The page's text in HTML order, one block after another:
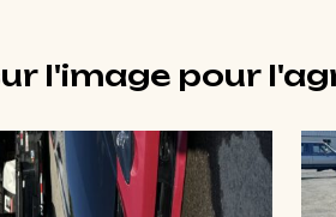
l'image pour